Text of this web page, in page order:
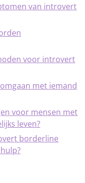
van introvert
voor introvert
met iemand
voor mensen met
leven?
borderline